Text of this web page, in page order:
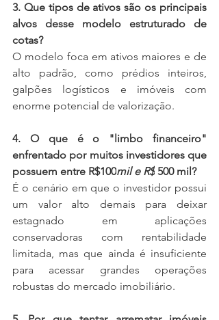
3. Que tipos de ativos são os principais
alvos desse modelo estruturado de
cotas?
O modelo foca em ativos maiores e de
alto padrão, como prédios inteiros,
galpões logísticos e imóveis com
enorme potencial de valorização.
4. O que é o "limbo financeiro"
enfrentado por muitos investidores que
possuem entre R$100mil e R$ 500 mil?
É o cenário em que o investidor possui
um valor alto demais para deixar
estagnado em aplicações
conservadoras com rentabilidade
limitada, mas que ainda é insuficiente
para acessar grandes operações
robustas do mercado imobiliário.